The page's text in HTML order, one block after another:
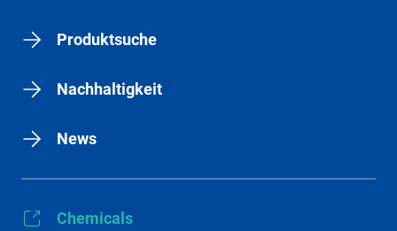
Produktsuche
Nachhaltigkeit
News
Chemicals